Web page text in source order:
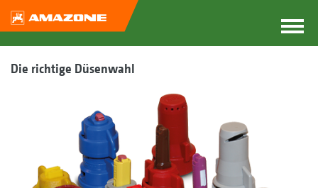
Die richtige Düsenwahl